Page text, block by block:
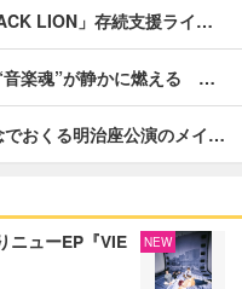
LION」存続支援ライ…
楽魂”が静かに燃える …
おくる明治座公演のメイ…
ニューEP『VIE
NEW